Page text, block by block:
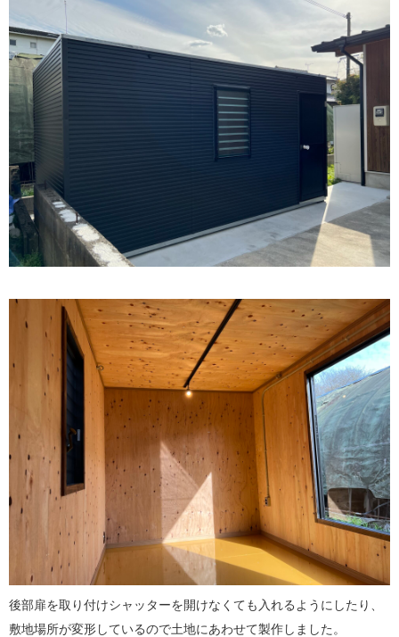
後部扉を取り付けシャッターを開けなくても入れるようにしたり、
敷地場所が変形しているので土地にあわせて製作しました。